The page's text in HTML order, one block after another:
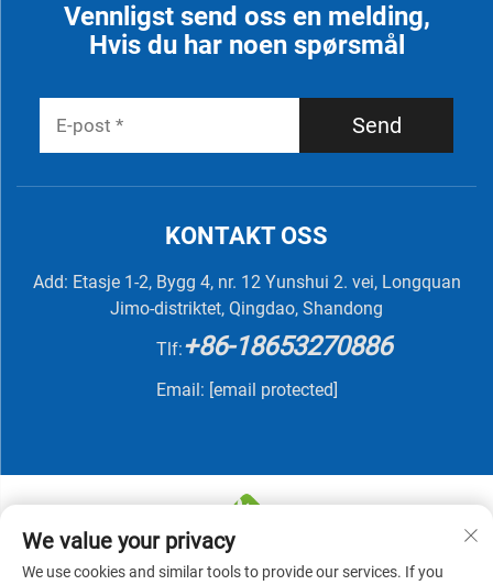
Vennligst send oss en melding,
Hvis du har noen spørsmål
Send
KONTAKT OSS
Add: Etasje 1-2, Bygg 4, nr. 12 Yunshui 2. vei, Longquan
Jimo-distriktet, Qingdao, Shandong
Tlf:+86-18653270886
Email: [email protected]
Copyright © 2025 av QINGDAO NUTRIVIT BIOTECH CO.,
We value your privacy
We use cookies and similar tools to provide our services. If you